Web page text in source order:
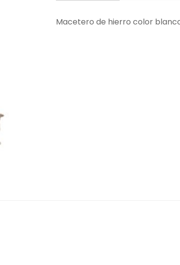
Macetero de hierro color